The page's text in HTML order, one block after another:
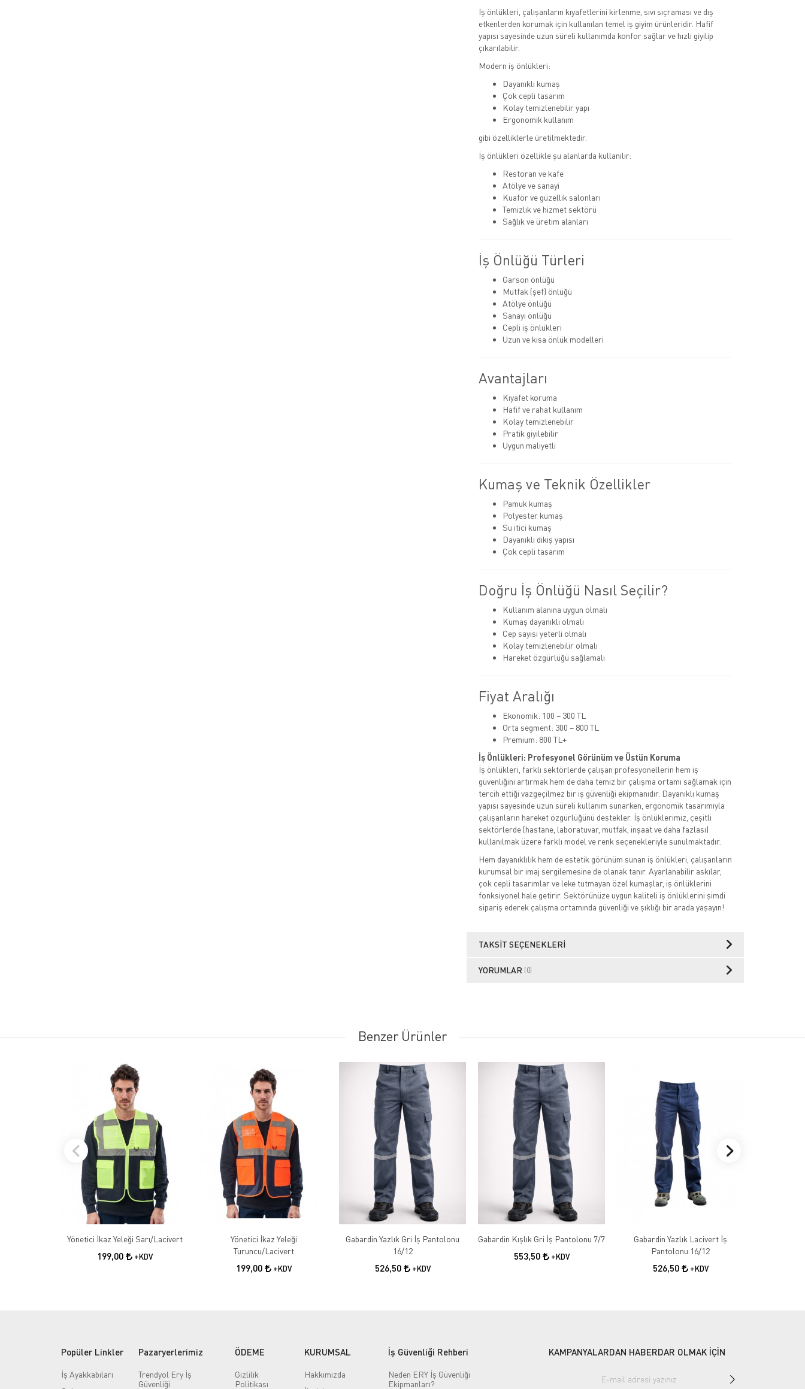
İş önlükleri, çalışanların kıyafetlerini kirlenme, sıvı sıçraması ve dış
etkenlerden korumak için kullanılan temel iş giyim ürünleridir. Hafif
yapısı sayesinde uzun süreli kullanımda konfor sağlar ve hızlı giyilip
çıkarılabilir.
Modern iş önlükleri:
Dayanıklı kumaş
Çok cepli tasarım
Kolay temizlenebilir yapı
Ergonomik kullanım
gibi özelliklerle üretilmektedir.
İş önlükleri özellikle şu alanlarda kullanılır:
Restoran ve kafe
Atölye ve sanayi
Kuaför ve güzellik salonları
Temizlik ve hizmet sektörü
Sağlık ve üretim alanları
İş Önlüğü Türleri
Garson önlüğü
Mutfak (şef) önlüğü
Atölye önlüğü
Sanayi önlüğü
Cepli iş önlükleri
Uzun ve kısa önlük modelleri
Avantajları
Kıyafet koruma
Hafif ve rahat kullanım
Kolay temizlenebilir
Pratik giyilebilir
Uygun maliyetli
Kumaş ve Teknik Özellikler
Pamuk kumaş
Polyester kumaş
Su itici kumaş
Dayanıklı dikiş yapısı
Çok cepli tasarım
Doğru İş Önlüğü Nasıl Seçilir?
Kullanım alanına uygun olmalı
Kumaş dayanıklı olmalı
Cep sayısı yeterli olmalı
Kolay temizlenebilir olmalı
Hareket özgürlüğü sağlamalı
Fiyat Aralığı
Ekonomik: 100 – 300 TL
Orta segment: 300 – 800 TL
Premium: 800 TL+
İş Önlükleri: Profesyonel Görünüm ve Üstün Koruma
İş önlükleri, farklı sektörlerde çalışan profesyonellerin hem iş
güvenliğini artırmak hem de daha temiz bir çalışma ortamı sağlamak için
tercih ettiği vazgeçilmez bir iş güvenliği ekipmanıdır. Dayanıklı kumaş
yapısı sayesinde uzun süreli kullanım sunarken, ergonomik tasarımıyla
çalışanların hareket özgürlüğünü destekler. İş önlüklerimiz, çeşitli
sektörlerde (hastane, laboratuvar, mutfak, inşaat ve daha fazlası)
kullanılmak üzere farklı model ve renk seçenekleriyle sunulmaktadır.
Hem dayanıklılık hem de estetik görünüm sunan iş önlükleri, çalışanların
kurumsal bir imaj sergilemesine de olanak tanır. Ayarlanabilir askılar,
çok cepli tasarımlar ve leke tutmayan özel kumaşlar, iş önlüklerini
fonksiyonel hale getirir. Sektörünüze uygun kaliteli iş önlüklerini şimdi
sipariş ederek çalışma ortamında güvenliği ve şıklığı bir arada yaşayın!
TAKSIT SEÇENEKLERI
YORUMLAR (0)
Benzer Ürünler
Yönetici İkaz Yeleği Sarı/Lacivert
199,00 +KDV
Yönetici İkaz Yeleği
Turuncu/Lacivert
199,00 +KDV
Gabardin Yazlık Gri İş Pantolonu
16/12
526,50 +KDV
Gabardin Kışlık Gri İş Pantolonu 7/7
553,50 +KDV
Gabardin Yazlık Lacivert İş
Pantolonu 16/12
526,50 +KDV
Popüler Linkler
İş Ayakkabıları
Pazaryerlerimiz
Trendyol Ery İş
Güvenliği
ÖDEME
Gizlilik
Politikası
KURUMSAL
Hakkımızda
İş Güvenliği Rehberi
Neden ERY İş Güvenliği
Ekipmanları?
KAMPANYALARDAN HABERDAR OLMAK İÇİN